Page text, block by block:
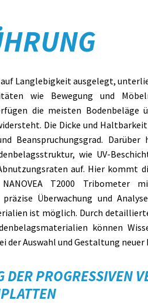
Langlebigkeit ausgelegt,
wie Bewegung und
die meisten Bodenbeläge
Die Dicke und
Beanspruchungsgrad. Darüber
wie UV-
auf. Hier kommt
T2000 Tribometer
präzise Überwachung und
ist möglich. Durch
können
der Auswahl und Gestaltung
DER PROGRESSIVEN